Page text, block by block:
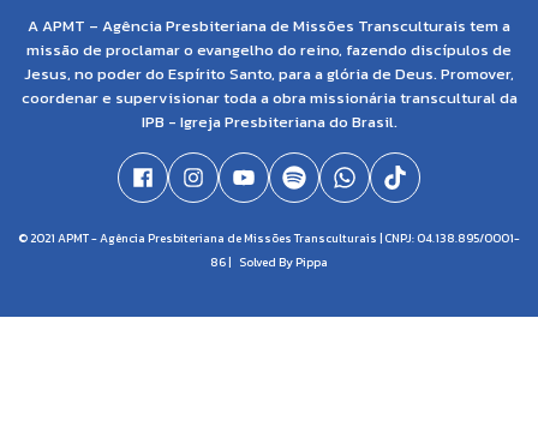
A APMT – Agência Presbiteriana de Missões Transculturais tem a
missão de proclamar o evangelho do reino, fazendo discípulos de
Jesus, no poder do Espírito Santo, para a glória de Deus. Promover,
coordenar e supervisionar toda a obra missionária transcultural da
IPB - Igreja Presbiteriana do Brasil.
© 2021 APMT - Agência Presbiteriana de Missões Transculturais | CNPJ: 04.138.895/0001-
86 | Solved By Pippa